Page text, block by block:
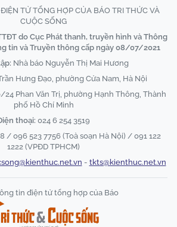
TỬ TỔNG HỢP CỦA BÁO TRI THỨC VÀ
CUỘC SỐNG
do Cục Phát thanh, truyền hình và Thông
tin và Truyền thông cấp ngày 08/07/2021
Nhà báo Nguyễn Thị Mai Hương
Hưng Đạo, phường Cửa Nam, Hà Nội
24 Phan Văn Trị, phường Hạnh Thông, Thành
phố Hồ Chí Minh
thoại: 024 6 254 3519
/ 096 523 7756 (Toà soạn Hà Nội) / 091 122
1222 (VPĐD TPHCM)
- tkts@kienthuc.net.vn
tin điện tử tổng hợp của Báo